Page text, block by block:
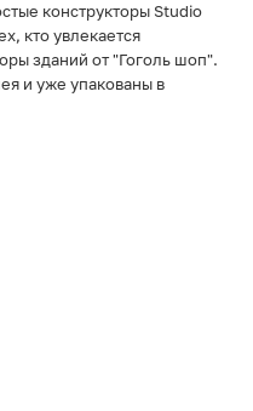
конструкторы Studio
кто увлекается
зданий от "Гоголь шоп".
и уже упакованы в